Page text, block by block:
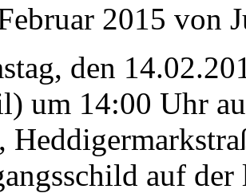
2015 von
den
um 14:00 Uhr
auf